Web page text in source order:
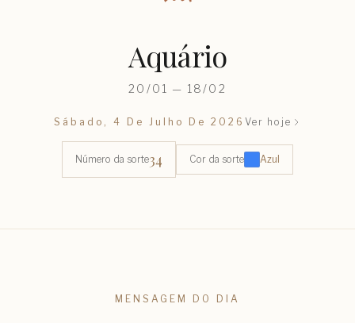
Aquário
20/01 — 18/02
Sábado, 4 De Julho De 2026Ver hoje
Número da sorte34 Cor da sorte Azul
MENSAGEM DO DIA